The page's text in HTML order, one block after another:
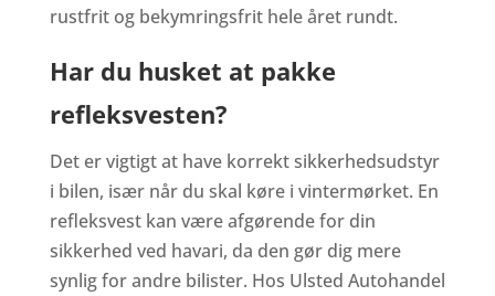
rustfrit og bekymringsfrit hele året rundt.
Har du husket at pakke
refleksvesten?
Det er vigtigt at have korrekt sikkerhedsudstyr
i bilen, især når du skal køre i vintermørket. En
refleksvest kan være afgørende for din
sikkerhed ved havari, da den gør dig mere
synlig for andre bilister. Hos Ulsted Autohandel